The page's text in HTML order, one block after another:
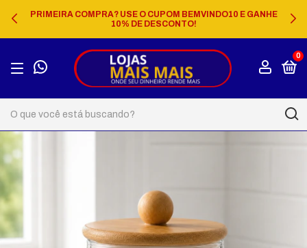
PRIMEIRA COMPRA? USE O CUPOM BEMVINDO10 E GANHE
10% DE DESCONTO!
0